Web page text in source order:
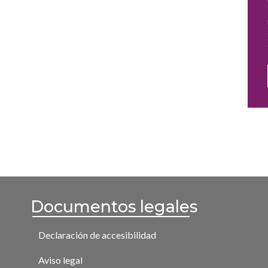
Documentos legales
Declaración de accesibilidad
Aviso legal